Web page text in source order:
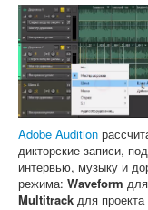
Adobe Audition
дикторские записи,
интервью, музыку и
режима: Waveform
Multitrack для